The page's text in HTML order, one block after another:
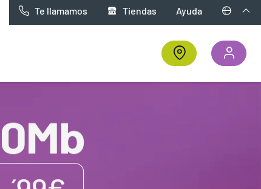
Te llamamos Tiendas Ayuda